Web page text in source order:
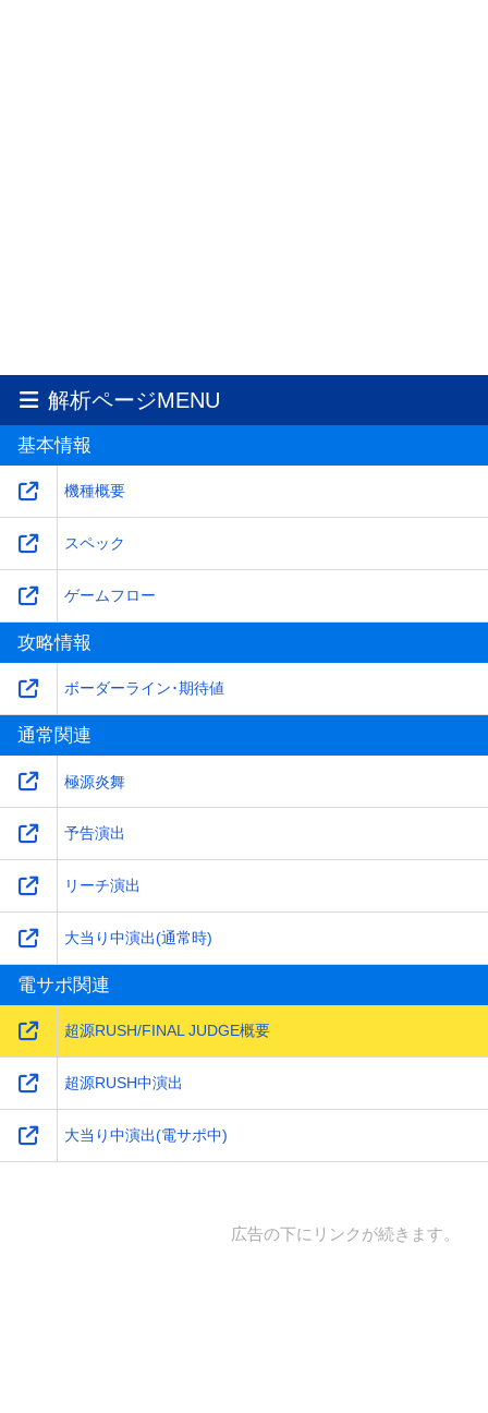
解析ページMENU
基本情報
機種概要
スペック
ゲームフロー
攻略情報
ボーダーライン･期待値
通常関連
極源炎舞
予告演出
リーチ演出
大当り中演出(通常時)
電サポ関連
超源RUSH/FINAL JUDGE概要
超源RUSH中演出
大当り中演出(電サポ中)
広告の下にリンクが続きます。